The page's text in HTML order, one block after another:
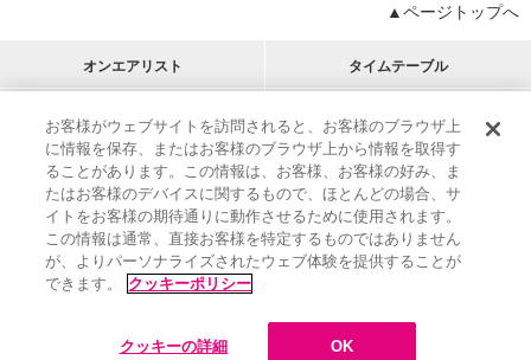
▲ページトップへ
オンエアリスト タイムテーブル
プログラムリスト チャート
アーティストリスト
M-ON!
RECOMMEND
リクエスト
インフォメーション | プレゼント&ご招待
MUSIC ON! TV（エムオン!）とは？ | サポート
サイト案内
| エムオン!友の会 | クッキーの詳細
お客様がウェブサイトを訪問されると、お客様のブラウザ上
に情報を保存、またはお客様のブラウザ上から情報を取得す
ることがあります。この情報は、お客様、お客様の好み、ま
たはお客様のデバイスに関するもので、ほとんどの場合、サ
イトをお客様の期待通りに動作させるために使用されます。
この情報は通常、直接お客様を特定するものではありません
が、よりパーソナライズされたウェブ体験を提供することが
できます。
クッキーポリシー
クッキーの詳細 OK